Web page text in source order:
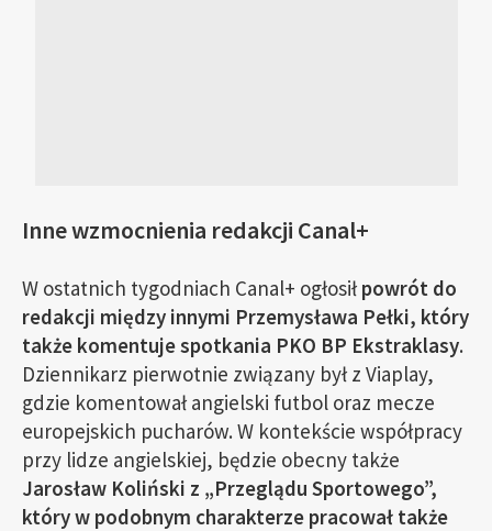
Inne wzmocnienia redakcji Canal+
W ostatnich tygodniach Canal+ ogłosił powrót do
redakcji między innymi Przemysława Pełki, który
także komentuje spotkania PKO BP Ekstraklasy.
Dziennikarz pierwotnie związany był z Viaplay,
gdzie komentował angielski futbol oraz mecze
europejskich pucharów. W kontekście współpracy
przy lidze angielskiej, będzie obecny także
Jarosław Koliński z „Przeglądu Sportowego”,
który w podobnym charakterze pracował także